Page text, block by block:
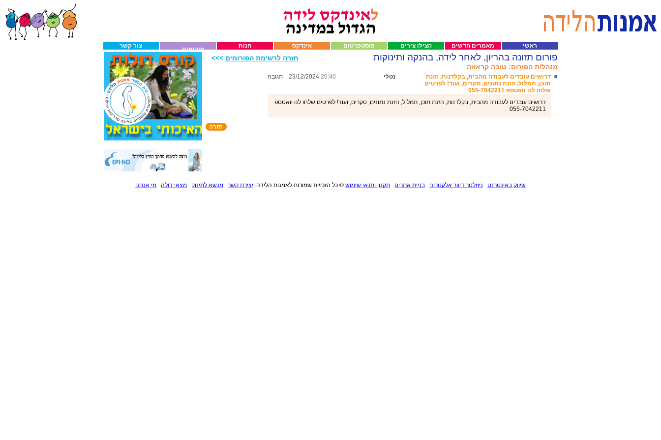
צור קשר פורומים חנות אינדקס פוסטפרטום הצילו צירים מאמרים חדשים ראשי
חזרה לרשימת הפורומים >>> פורום תזונה בהריון, לאחר לידה, בהנקה ותינוקות
מנהל/ת הפורום: טובה קראוזה
דרושים עובדים לעבודה מהבית, בקלדנות, הזנת
תוכן, תמלול, הזנת נתונים, סקרים, ועוד! לפרטים
שלחו לנו וואטספ 055-7042211
נטלי 20:40
23/12/2024 תגובה
דרושים עובדים לעבודה מהבית, בקלדנות, הזנת תוכן, תמלול, הזנת נתונים, סקרים, ועוד! לפרטים שלחו לנו וואטספ
055-7042211
שיווק באינטרנט ניוזלטר דיוור אלקטרוני בניית אתרים תקנון ותנאי שימוש © כל הזכויות שמורות לאמנות הלידה יצירת קשר מנשא לתינוק מצאי דולה מי אנחנו